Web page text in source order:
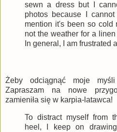
sewn a dress but I
photos because I
mention it's been so cold
not the weather for a
In general, I am frustrated
Żeby odciągnąć moje
Zapraszam na nowe
zamieniła się w karpia-latawca!
To distract myself from
heel, I keep on